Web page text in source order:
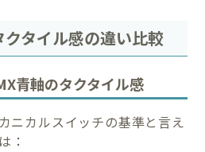
タイル感の違い比較
青軸のタクタイル感
ニカルスイッチの基準と言え
：